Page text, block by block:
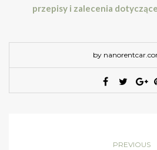
przepisy i zalecenia
by
PREVIOUS